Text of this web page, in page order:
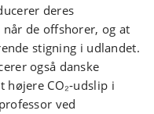
deres
når de offshorer, og at
stigning i udlandet.
også danske
CO₂‑udslip i
ved